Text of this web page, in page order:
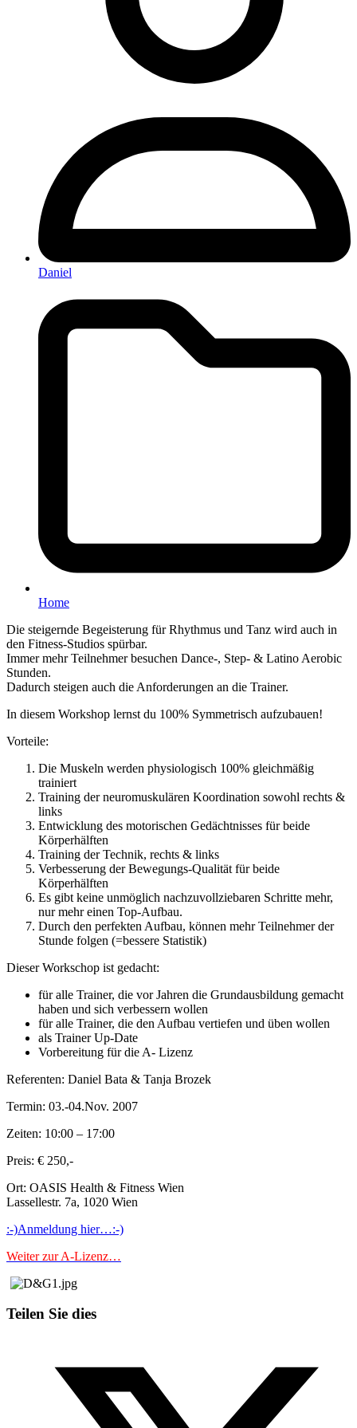
Daniel
Home
Die steigernde Begeisterung für Rhythmus und Tanz wird auch in
den Fitness-Studios spürbar.
Immer mehr Teilnehmer besuchen Dance-, Step- & Latino Aerobic
Stunden.
Dadurch steigen auch die Anforderungen an die Trainer.
In diesem Workshop lernst du 100% Symmetrisch aufzubauen!
Vorteile:
Die Muskeln werden physiologisch 100% gleichmäßig
trainiert
Training der neuromuskulären Koordination sowohl rechts &
links
Entwicklung des motorischen Gedächtnisses für beide
Körperhälften
Training der Technik, rechts & links
Verbesserung der Bewegungs-Qualität für beide
Körperhälften
Es gibt keine unmöglich nachzuvollziebaren Schritte mehr,
nur mehr einen Top-Aufbau.
Durch den perfekten Aufbau, können mehr Teilnehmer der
Stunde folgen (=bessere Statistik)
Dieser Workschop ist gedacht:
für alle Trainer, die vor Jahren die Grundausbildung gemacht
haben und sich verbessern wollen
für alle Trainer, die den Aufbau vertiefen und üben wollen
als Trainer Up-Date
Vorbereitung für die A- Lizenz
Referenten: Daniel Bata & Tanja Brozek
Termin: 03.-04.Nov. 2007
Zeiten: 10:00 – 17:00
Preis: € 250,-
Ort: OASIS Health & Fitness Wien
Lassellestr. 7a, 1020 Wien
:-)Anmeldung hier…:-)
Weiter zur A-Lizenz…
Teilen Sie dies